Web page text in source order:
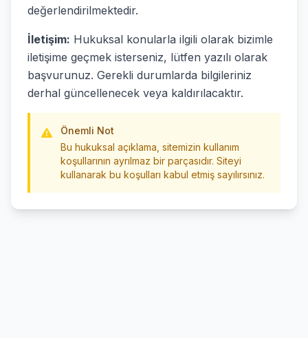
değerlendirilmektedir.
İletişim: Hukuksal konularla ilgili olarak bizimle
iletişime geçmek isterseniz, lütfen yazılı olarak
başvurunuz. Gerekli durumlarda bilgileriniz
derhal güncellenecek veya kaldırılacaktır.
Önemli Not
Bu hukuksal açıklama, sitemizin kullanım
koşullarının ayrılmaz bir parçasıdır. Siteyi
kullanarak bu koşulları kabul etmiş sayılırsınız.